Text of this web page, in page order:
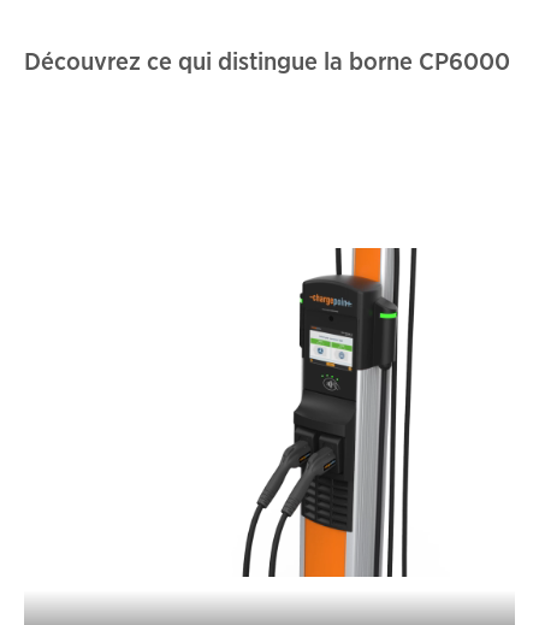
Découvrez ce qui distingue la borne CP6000